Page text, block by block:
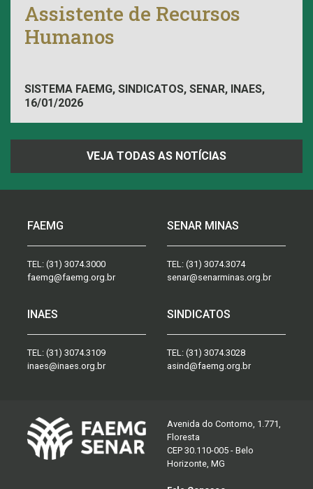
Assistente de Recursos
Humanos
SISTEMA FAEMG, SINDICATOS, SENAR, INAES,
FAEMG
16/01/2026
VEJA TODAS AS NOTÍCIAS
FAEMG
TEL: (31) 3074.3000
faemg@faemg.org.br
SENAR MINAS
TEL: (31) 3074.3074
senar@senarminas.org.br
INAES
TEL: (31) 3074.3109
inaes@inaes.org.br
SINDICATOS
TEL: (31) 3074.3028
asind@faemg.org.br
Avenida do Contorno, 1.771,
Floresta
CEP 30.110-005 - Belo
Horizonte, MG